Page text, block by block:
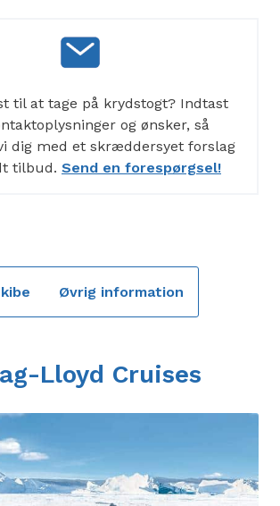
til at tage på krydstogt? Indtast
og ønsker, så
dig med et skræddersyet forslag
tilbud. Send en forespørgsel!
Øvrig information
Lloyd Cruises